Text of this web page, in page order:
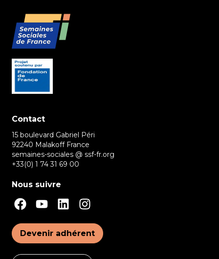
Contact
15 boulevard Gabriel Péri
92240 Malakoff France
semaines-sociales @ ssf-fr.org
+33(0) 1 74 31 69 00
Nous suivre
Devenir adhérent